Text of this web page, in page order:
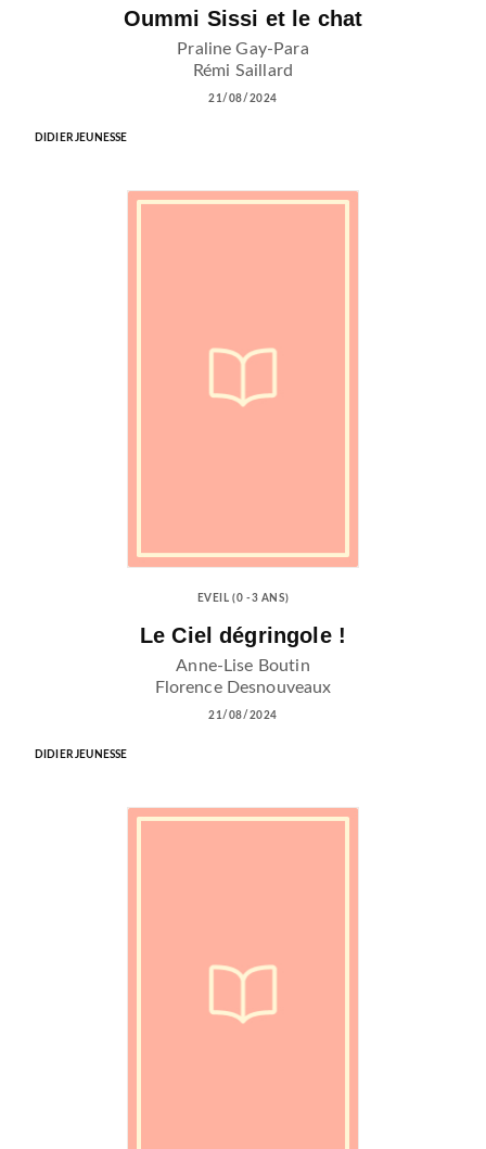
Oummi Sissi et le chat
Praline Gay-Para
Rémi Saillard
21/08/2024
DIDIER JEUNESSE
EVEIL (0 -3 ANS)
Le Ciel dégringole !
Anne-Lise Boutin
Florence Desnouveaux
21/08/2024
DIDIER JEUNESSE